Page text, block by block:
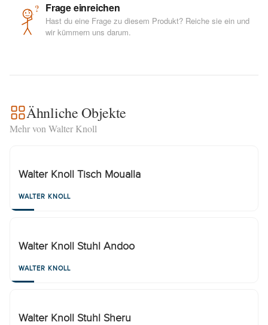
? Frage einreichen
Hast du eine Frage zu diesem Produkt? Reiche sie ein und
wir kümmern uns darum.
Ähnliche Objekte
Mehr von Walter Knoll
Walter Knoll Tisch Moualla
WALTER KNOLL
Walter Knoll Stuhl Andoo
WALTER KNOLL
Walter Knoll Stuhl Sheru